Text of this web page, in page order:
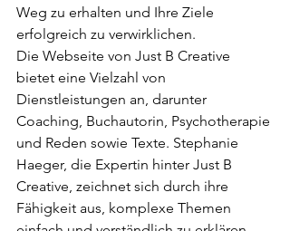
Weg zu erhalten und Ihre Ziele
erfolgreich zu verwirklichen.
Die Webseite von Just B Creative
bietet eine Vielzahl von
Dienstleistungen an, darunter
Coaching, Buchautorin, Psychotherapie
und Reden sowie Texte. Stephanie
Haeger, die Expertin hinter Just B
Creative, zeichnet sich durch ihre
Fähigkeit aus, komplexe Themen